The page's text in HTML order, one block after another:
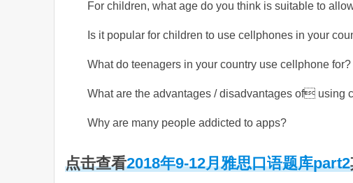
For children, what age do you think is suitable to
Is it popular for children to use cellphones in your
What do teenagers in your country use cellphone for?
What are the advantages / disadvantages of using
Why are many people addicted to apps?
点击查看2018年9-12月雅思口语题库part2